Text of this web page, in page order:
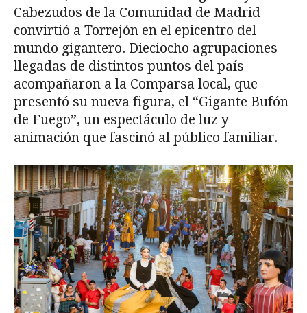
Cabezudos de la Comunidad de Madrid
convirtió a Torrejón en el epicentro del
mundo gigantero. Dieciocho agrupaciones
llegadas de distintos puntos del país
acompañaron a la Comparsa local, que
presentó su nueva figura, el “Gigante Bufón
de Fuego”, un espectáculo de luz y
animación que fascinó al público familiar.